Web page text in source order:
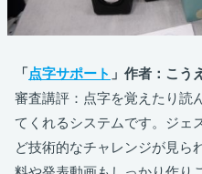
「点字サポート 」作者：こう
審査講評：点字を覚えたり読
てくれるシステムです。ジェ
ど技術的なチャレンジが見ら